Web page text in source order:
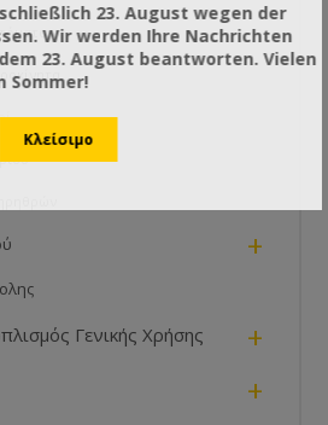
+
Γενικής Χρήσης +
+
23. August wegen der
Wir werden Ihre Nachrichten
23. August beantworten. Vielen
Sommer!